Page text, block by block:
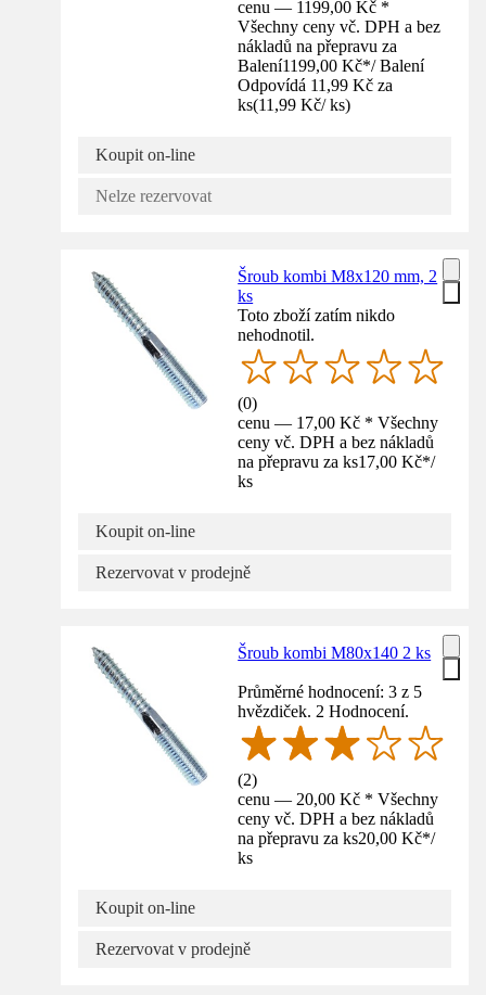
cenu — 1199,00 Kč *
Všechny ceny vč. DPH a bez
nákladů na přepravu za
Balení1199,00 Kč*/ Balení
Odpovídá 11,99 Kč za
ks(11,99 Kč/ ks)
Koupit on-line
Nelze rezervovat
Šroub kombi M8x120 mm, 2
ks
Toto zboží zatím nikdo
nehodnotil.
(0)
cenu — 17,00 Kč * Všechny
ceny vč. DPH a bez nákladů
na přepravu za ks17,00 Kč*/
ks
Koupit on-line
Rezervovat v prodejně
Šroub kombi M80x140 2 ks
Průměrné hodnocení: 3 z 5
hvězdiček. 2 Hodnocení.
(2)
cenu — 20,00 Kč * Všechny
ceny vč. DPH a bez nákladů
na přepravu za ks20,00 Kč*/
ks
Koupit on-line
Rezervovat v prodejně